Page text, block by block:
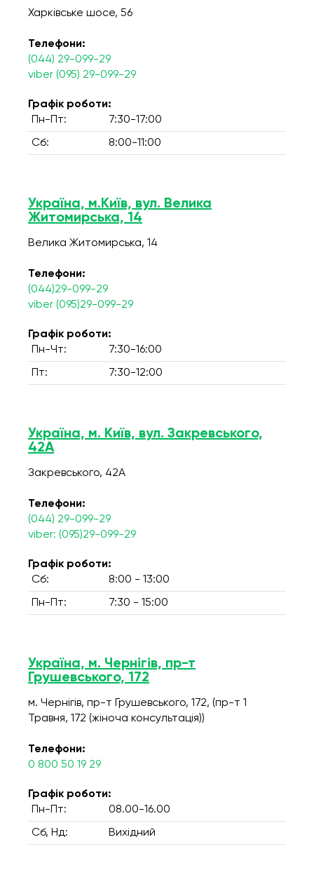
Харківське шосе, 56
Телефони:
(044) 29-099-29
viber (095) 29-099-29
Графік роботи:
Пн-Пт:
7:30-17:00
Сб: 8:00-11:00
Україна, м.Київ, вул. Велика
Житомирська, 14
Велика Житомирська, 14
Телефони:
(044)29-099-29
viber (095)29-099-29
Графік роботи:
Пн-Чт:
7:30-16:00
Пт: 7:30-12:00
Україна, м. Київ, вул. Закревського,
42А
Закревського, 42А
Телефони:
(044) 29-099-29
viber: (095)29-099-29
Графік роботи:
Сб:
8:00 - 13:00
Пн-Пт: 7:30 - 15:00
Україна, м. Чернігів, пр-т
Грушевського, 172
м. Чернігів, пр-т Грушевського, 172, (пр-т 1
Травня, 172 (жіноча консультація))
Телефони:
0 800 50 19 29
Графік роботи:
Пн-Пт:
08.00-16.00
Сб, Нд: Вихідний